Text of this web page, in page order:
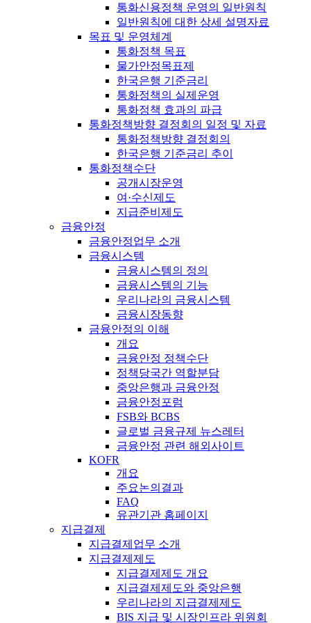
통화신용정책 운영의 일반원칙
일반원칙에 대한 상세 설명자료
목표 및 운영체계
통화정책 목표
물가안정목표제
한국은행 기준금리
통화정책의 실제운영
통화정책 효과의 파급
통화정책방향 결정회의 일정 및 자료
통화정책방향 결정회의
한국은행 기준금리 추이
통화정책수단
공개시장운영
여·수신제도
지급준비제도
금융안정
금융안정업무 소개
금융시스템
금융시스템의 정의
금융시스템의 기능
우리나라의 금융시스템
금융시장동향
금융안정의 이해
개요
금융안정 정책수단
정책당국간 역할분담
중앙은행과 금융안정
금융안정포럼
FSB와 BCBS
글로벌 금융규제 뉴스레터
금융안정 관련 해외사이트
KOFR
개요
주요논의결과
FAQ
유관기관 홈페이지
지급결제
지급결제업무 소개
지급결제제도
지급결제제도 개요
지급결제제도와 중앙은행
우리나라의 지급결제제도
BIS 지급 및 시장인프라 위원회